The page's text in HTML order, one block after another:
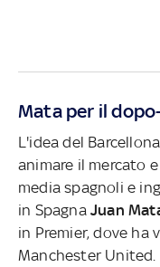
Mata per il
L'idea del
animare il mercato
media spagnoli e
in Spagna Juan
in Premier, dove ha
Manchester